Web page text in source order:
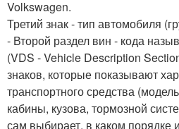
Volkswagen.
Третий знак - тип автомобиля
- Второй раздел вин - кода
(VDS - Vehicle Description
знаков, которые показывают
транспортного средства
кабины, кузова, тормозной
сам выбирает, в каком порядке